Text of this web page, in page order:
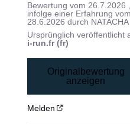
Bewertung vom26.7.2026
infolge einer Erfahrung
28.6.2026 durch
Ursprünglich veröffentlicht
i-run.fr (fr)
Originalbewertung
anzeigen
Melden